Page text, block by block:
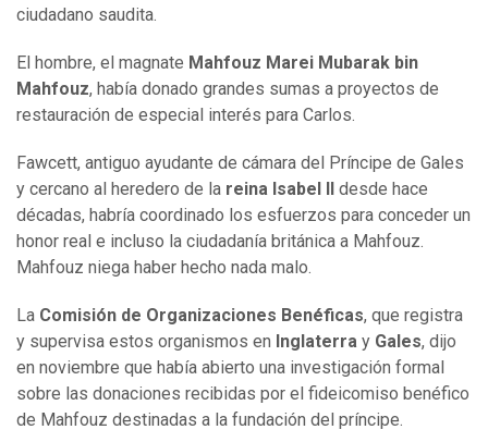
ciudadano saudita.
El hombre, el magnate Mahfouz Marei Mubarak bin
Mahfouz, había donado grandes sumas a proyectos de
restauración de especial interés para Carlos.
Fawcett, antiguo ayudante de cámara del Príncipe de Gales
y cercano al heredero de la reina Isabel II
desde hace
décadas, habría coordinado los esfuerzos para conceder un
honor real e incluso la ciudadanía británica a Mahfouz.
Mahfouz niega haber hecho nada malo.
La Comisión de Organizaciones Benéficas, que registra
y supervisa estos organismos en Inglaterra y Gales, dijo
en noviembre que había abierto una investigación formal
sobre las donaciones recibidas por el fideicomiso benéfico
de Mahfouz destinadas a la fundación del príncipe.